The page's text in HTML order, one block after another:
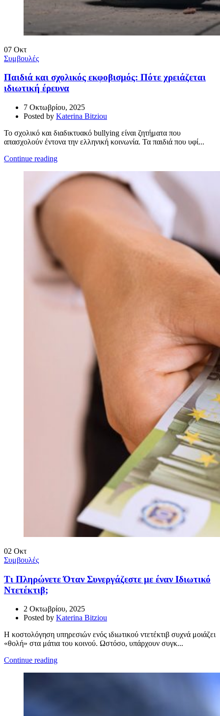
07 Οκτ
Συμβουλές
Παιδιά και σχολικός εκφοβισμός: Πότε χρειάζεται
ιδιωτική έρευνα
7 Οκτωβρίου, 2025
Posted by Katerina Bitziou
Το σχολικό και διαδικτυακό bullying είναι ζητήματα που
απασχολούν έντονα την ελληνική κοινωνία. Τα παιδιά που υφί...
Continue reading
02 Οκτ
Συμβουλές
Τι Πληρώνετε Όταν Συνεργάζεστε με έναν Ιδιωτικό
Ντετέκτιβ;
2 Οκτωβρίου, 2025
Posted by Katerina Bitziou
Η κοστολόγηση υπηρεσιών ενός ιδιωτικού ντετέκτιβ συχνά μοιάζει
«θολή» στα μάτια του κοινού. Ωστόσο, υπάρχουν συγκ...
Continue reading